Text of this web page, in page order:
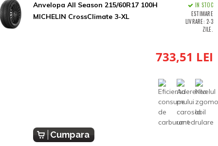
Anvelopa All Season 215/60R17 100H
MICHELIN CrossClimate 3-XL
IN STOC
ESTIMARE
LIVRARE: 2-3
ZILE.
733,51 LEI
Cumpara